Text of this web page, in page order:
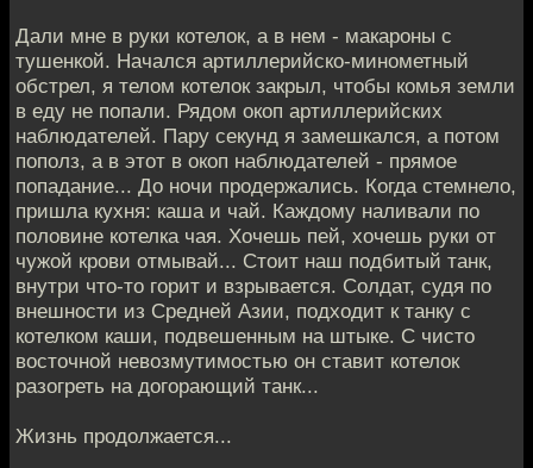
Дали мне в руки котелок, а в нем - макароны с
тушенкой. Начался артиллерийско-минометный
обстрел, я телом котелок закрыл, чтобы комья земли
в еду не попали. Рядом окоп артиллерийских
наблюдателей. Пару секунд я замешкался, а потом
пополз, а в этот в окоп наблюдателей - прямое
попадание... До ночи продержались. Когда стемнело,
пришла кухня: каша и чай. Каждому наливали по
половине котелка чая. Хочешь пей, хочешь руки от
чужой крови отмывай... Стоит наш подбитый танк,
внутри что-то горит и взрывается. Солдат, судя по
внешности из Средней Азии, подходит к танку с
котелком каши, подвешенным на штыке. С чисто
восточной невозмутимостью он ставит котелок
разогреть на догорающий танк...
Жизнь продолжается...